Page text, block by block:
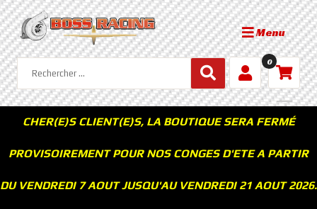
Menu
0
CHER(E)S CLIENT(E)S, LA BOUTIQUE SERA FERMÉ
PROVISOIREMENT POUR NOS CONGES D'ETE A PARTIR
DU VENDREDI 7 AOUT JUSQU'AU VENDREDI 21 AOUT 2026.